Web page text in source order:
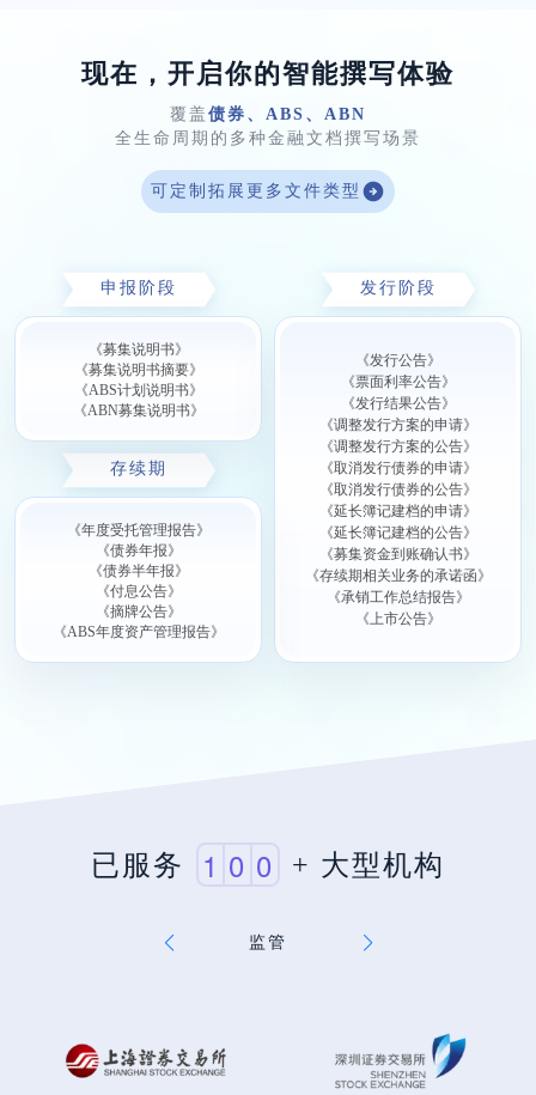
现在，开启你的智能撰写体验
覆盖 债券、ABS、ABN
全生命周期的多种金融文档撰写场景
可定制拓展更多文件类型
申报阶段
《募集说明书》
《募集说明书摘要》
《ABS计划说明书》
《ABN募集说明书》
发行阶段
《发行公告》
《票面利率公告》
《发行结果公告》
《调整发行方案的申请》
《调整发行方案的公告》
《取消发行债券的申请》
《取消发行债券的公告》
《延长簿记建档的申请》
《延长簿记建档的公告》
《募集资金到账确认书》
《存续期相关业务的承诺函》
《承销工作总结报告》
《上市公告》
存续期
《年度受托管理报告》
《债券年报》
《债券半年报》
《付息公告》
《摘牌公告》
《ABS年度资产管理报告》
已服务 1 0 0 + 大型机构
监管